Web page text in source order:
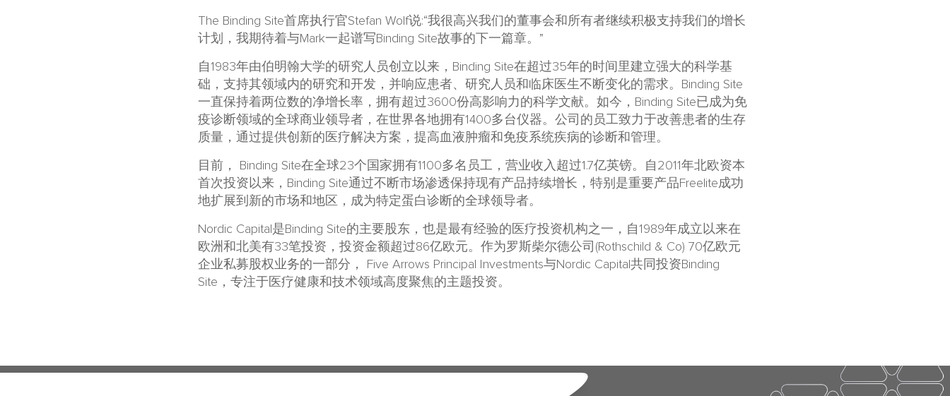
The Binding Site首席执行官Stefan Wolf说:“我很高兴我们的董事会和所有者继续积极支持我们的增长
计划，我期待着与Mark一起谱写Binding Site故事的下一篇章。”
自1983年由伯明翰大学的研究人员创立以来，Binding Site在超过35年的时间里建立强大的科学基
础，支持其领域内的研究和开发，并响应患者、研究人员和临床医生不断变化的需求。Binding Site
一直保持着两位数的净增长率，拥有超过3600份高影响力的科学文献。如今，Binding Site已成为免
疫诊断领域的全球商业领导者，在世界各地拥有1400多台仪器。公司的员工致力于改善患者的生存
质量，通过提供创新的医疗解决方案，提高血液肿瘤和免疫系统疾病的诊断和管理。
目前， Binding Site在全球23个国家拥有1100多名员工，营业收入超过1.7亿英镑。自2011年北欧资本
首次投资以来，Binding Site通过不断市场渗透保持现有产品持续增长，特别是重要产品Freelite成功
地扩展到新的市场和地区，成为特定蛋白诊断的全球领导者。
Nordic Capital是Binding Site的主要股东，也是最有经验的医疗投资机构之一，自1989年成立以来在
欧洲和北美有33笔投资，投资金额超过86亿欧元。作为罗斯柴尔德公司(Rothschild & Co) 70亿欧元
企业私募股权业务的一部分， Five Arrows Principal Investments与Nordic Capital共同投资Binding
Site，专注于医疗健康和技术领域高度聚焦的主题投资。